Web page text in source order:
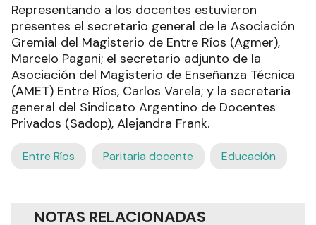
Representando a los docentes estuvieron
presentes el secretario general de la Asociación
Gremial del Magisterio de Entre Ríos (Agmer),
Marcelo Pagani; el secretario adjunto de la
Asociación del Magisterio de Enseñanza Técnica
(AMET) Entre Ríos, Carlos Varela; y la secretaria
general del Sindicato Argentino de Docentes
Privados (Sadop), Alejandra Frank.
Entre Ríos Paritaria docente Educación
NOTAS RELACIONADAS